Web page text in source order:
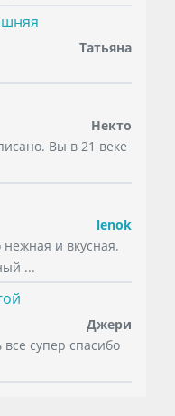
Татьяна
Некто
Вы в 21 веке
lenok
и вкусная.
...
Джери
супер спасибо